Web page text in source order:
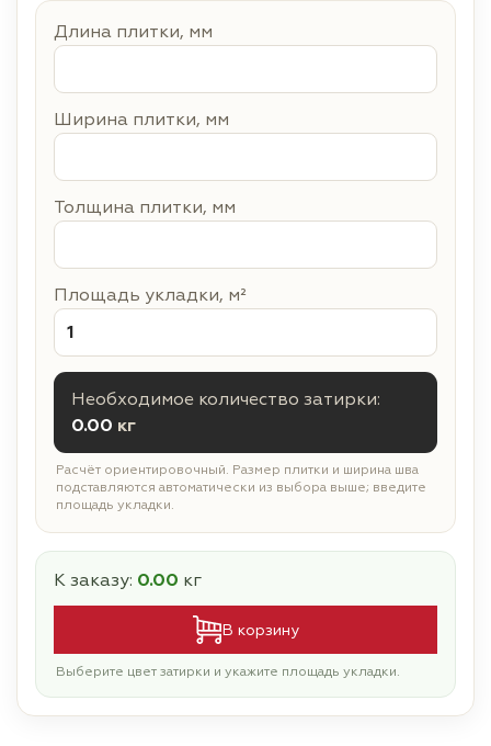
Длина плитки, мм
Ширина плитки, мм
Толщина плитки, мм
Площадь укладки, м²
Необходимое количество затирки:
0.00 кг
Расчёт ориентировочный. Размер плитки и ширина шва
подставляются автоматически из выбора выше; введите
площадь укладки.
К заказу: 0.00 кг
В корзину
Выберите цвет затирки и укажите площадь укладки.